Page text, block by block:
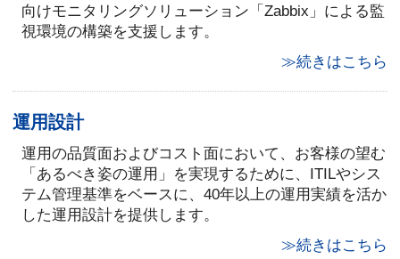
向けモニタリングソリューション「Zabbix」による監
視環境の構築を支援します。
≫続きはこちら
運用設計
運用の品質面およびコスト面において、お客様の望む
「あるべき姿の運用」を実現するために、ITILやシス
テム管理基準をベースに、40年以上の運用実績を活か
した運用設計を提供します。
≫続きはこちら